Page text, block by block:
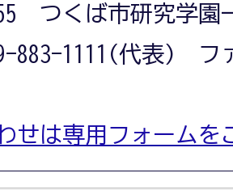
つくば市研究学園
883-1111(代表) フ
せは専用フォームを